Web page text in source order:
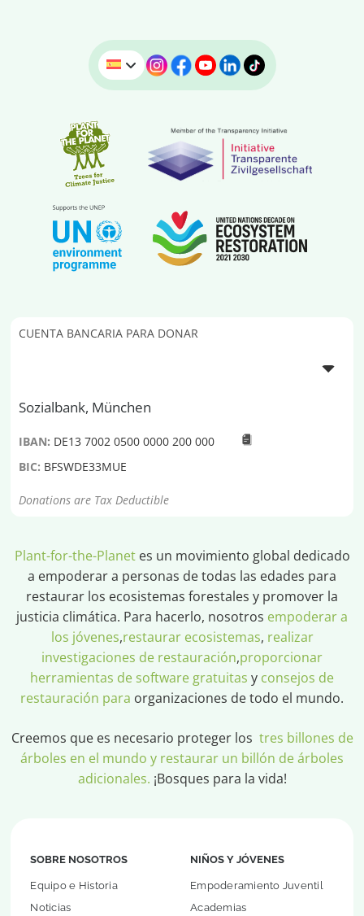
CUENTA BANCARIA PARA DONAR
Sozialbank, München
IBAN: DE13 7002 0500 0000 200 000
BIC: BFSWDE33MUE
Donations are Tax Deductible
Plant-for-the-Planetes un movimiento global dedicado
a empoderar a personas de todas las edades para
restaurar los ecosistemas forestales y promover la
justicia climática. Para hacerlo, nosotros empoderar a
los jóvenes,restaurar ecosistemas, realizar
investigaciones de restauración,proporcionar
herramientas de software gratuitas y consejos de
restauración para organizaciones de todo el mundo.
Creemos que es necesario proteger los tres billones de
árboles en el mundo y restaurar un billón de árboles
adicionales. ¡Bosques para la vida!
SOBRE NOSOTROS
Equipo e Historia
Noticias
NIÑOS Y JÓVENES
Empoderamiento Juventil
Academias